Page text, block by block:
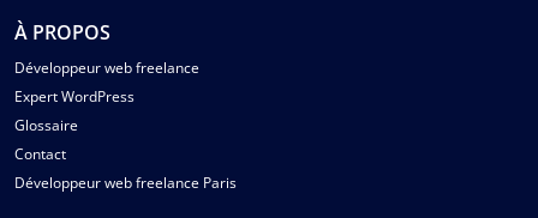
À PROPOS
Développeur web freelance
Expert WordPress
Glossaire
Contact
Développeur web freelance Paris